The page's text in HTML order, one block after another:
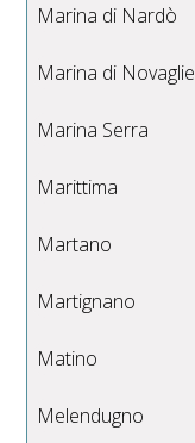
Marina di Nardò
Marina di Novaglie
Marina Serra
Marittima
Martano
Martignano
Matino
Melendugno